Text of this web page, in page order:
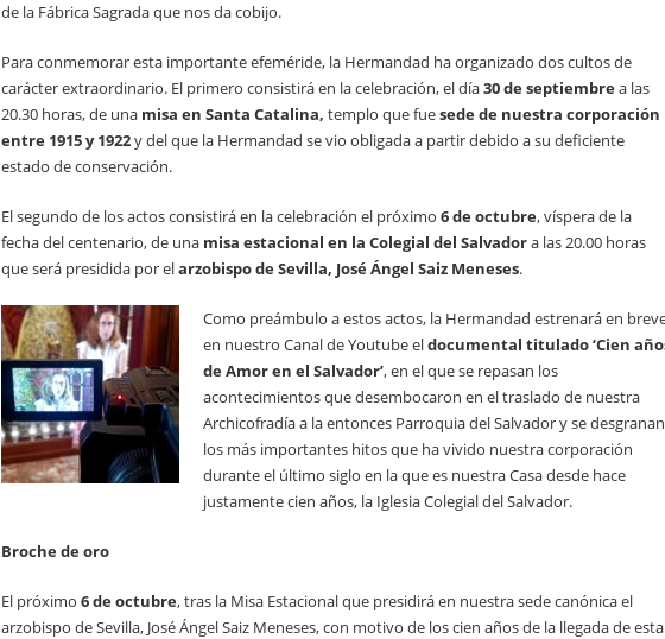
de la Fábrica Sagrada que nos da cobijo.
Para conmemorar esta importante efeméride, la Hermandad ha organizado dos cultos de
carácter extraordinario. El primero consistirá en la celebración, el día30 de septiembrea las
20.30 horas, de una misa en Santa Catalina, templo que fuesede de nuestra corporación
entre 1915 y 1922y del que la Hermandad se vio obligada a partir debido a su deficiente
estado de conservación.
El segundo de los actos consistirá en la celebración el próximo 6 de octubre, víspera de la
fecha del centenario, de una misa estacional en la Colegial del Salvadora las 20.00 horas
que será presidida por elarzobispo de Sevilla, José Ángel Saiz Meneses.
Como preámbulo a estos actos, la Hermandad estrenará en
en nuestro Canal de Youtube eldocumental titulado ‘Cien
de Amor en el Salvador’, en el que se repasan los
acontecimientos que desembocaron en el traslado de nuestra
Archicofradía a la entonces Parroquia del Salvador y se desgranan
los más importantes hitos que ha vivido nuestra corporación
durante el último siglo en la que es nuestra Casa desde hace
justamente cien años, la Iglesia Colegial del Salvador.
Broche de oro
El próximo 6 de octubre, tras la Misa Estacional que presidirá en nuestra sede canónica el
arzobispo de Sevilla, José Ángel Saiz Meneses, con motivo de los cien años de la llegada de esta